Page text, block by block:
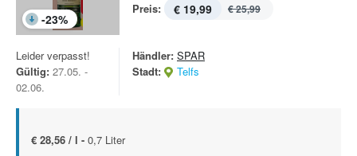
-23%
Preis: € 19,99 € 25,99
Leider verpasst!
Gültig: 27.05. -
02.06.
Händler: SPAR
Stadt:
Telfs
€ 28,56 / l - 0,7 Liter